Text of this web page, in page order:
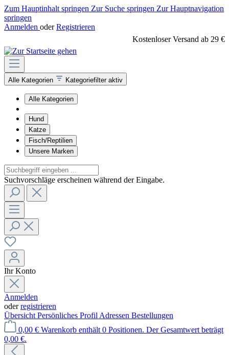
Zum Hauptinhalt springen Zur Suche springen Zur Hauptnavigation
springen
Anmelden oder Registrieren
Kostenloser Versand ab 29 €
Alle Kategorien Kategoriefilter aktiv
Alle Kategorien
Hund
Katze
Fisch/Reptilien
Unsere Marken
Suchvorschläge erscheinen während der Eingabe.
Ihr Konto
Anmelden
oderregistrieren
Übersicht Persönliches Profil Adressen Bestellungen
0,00 € Warenkorb enthält 0 Positionen. Der Gesamtwert beträgt
0,00 €.